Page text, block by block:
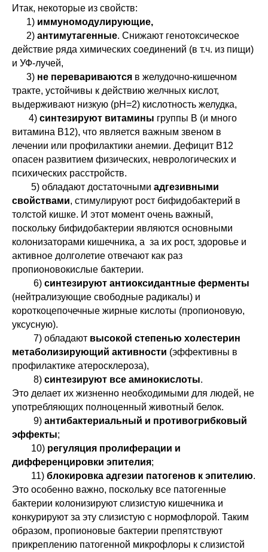
Итак, некоторые из свойств:
1) иммуномодулирующие,
2) антимутагенные. Снижают генотоксическое
действие ряда химических соединений (в т.ч. из пищи)
и УФ-лучей,
3) не перевариваются в желудочно-кишечном
тракте, устойчивы к действию желчных кислот,
выдерживают низкую (pH=2) кислотность желудка,
4) синтезируют витамины группы В (и много
витамина В12), что является важным звеном в
лечении или профилактики анемии. Дефицит В12
опасен развитием физических, неврологических и
психических расстройств.
5) обладают достаточными адгезивными
свойствами, стимулируют рост бифидобактерий в
толстой кишке. И этот момент очень важный,
поскольку бифидобактерии являются основными
колонизаторами кишечника, а за их рост, здоровье и
активное долголетие отвечают как раз
пропионовокислые бактерии.
6) синтезируют антиоксидантные ферменты
(нейтрализующие свободные радикалы) и
короткоцепочечные жирные кислоты (пропионовую,
уксусную).
7) обладают высокой степенью холестерин
метаболизирующий активности (эффективны в
профилактике атеросклероза),
8) синтезируют все аминокислоты.
Это делает их жизненно необходимыми для людей, не
употребляющих полноценный животный белок.
9) антибактериальный и противогрибковый
эффекты;
10) регуляция пролиферации и
дифференцировки эпителия;
11) блокировка адгезии патогенов к эпителию.
Это особенно важно, поскольку все патогенные
бактерии колонизируют слизистую кишечника и
конкурируют за эту слизистую с нормофлорой. Таким
образом, пропионовые бактерии препятствуют
прикреплению патогенной микрофлоры к слизистой
В этом разделе вы сможете найти
все актуальные курсы, семинары,
практикумы и программы
Школы психокинетики Н.Ю. Истомина
Годовая программа
«Интегративные
психотехники»
СЕМИНАРЫ И КУРСЫ В
ЗАПИСИ:
семинар по основам ПКР, для
использования этого эффективного
инструмента для себя и близких в
ПСИХОКИНЕТИЧЕСКИЙ
РИСУНОК